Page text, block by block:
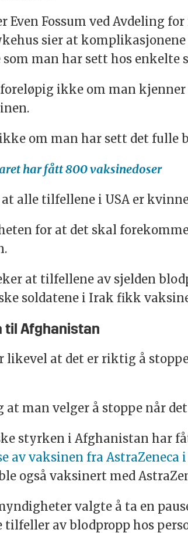
Even Fossum ved Avdeling
sier at
man har sett hos enkelte
ikke om man
om man har sett det fulle
har fått 800 vaksinedoser
alle tilfellene i USA er
for at det skal
at tilfellene av sjelden
soldatene i Irak fikk
til Afghanistan
likevel at det er riktig å
at man velger å stoppe når
styrken i Afghanistan har
av vaksinen fra AstraZeneca
også vaksinert med
valgte å ta en
tilfeller av blodpropp hos